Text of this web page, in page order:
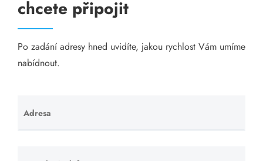
Odkazy
Katalog A-seznam.cz
Visací zámky - TOKOZ
chcete připojit
Po zadání adresy hned uvidíte, jakou rychlost Vám umíme
nabídnout.
Adresa
Ponechte
toto pole